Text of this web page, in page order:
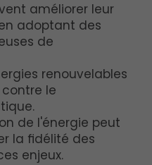
améliorer leur
adoptant des
de
renouvelables
le
de l'énergie peut
la fidélité des
enjeux.